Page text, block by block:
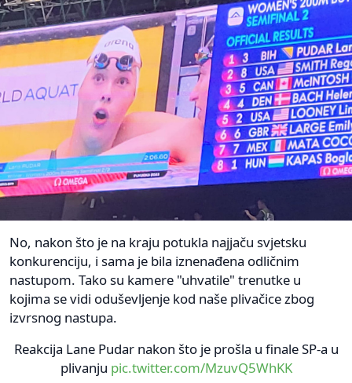
No, nakon što je na kraju potukla najjaču svjetsku
konkurenciju, i sama je bila iznenađena odličnim
nastupom. Tako su kamere "uhvatile" trenutke u
kojima se vidi oduševljenje kod naše plivačice zbog
izvrsnog nastupa.
Reakcija Lane Pudar nakon što je prošla u finale SP-a u
plivanju pic.twitter.com/MzuvQ5WhKK